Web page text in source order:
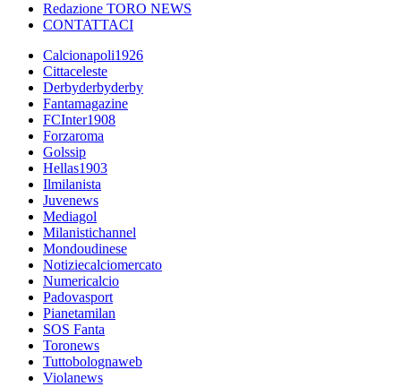
Redazione TORO NEWS
CONTATTACI
Calcionapoli1926
Cittaceleste
Derbyderbyderby
Fantamagazine
FCInter1908
Forzaroma
Golssip
Hellas1903
Ilmilanista
Juvenews
Mediagol
Milanistichannel
Mondoudinese
Notiziecalciomercato
Numericalcio
Padovasport
Pianetamilan
SOS Fanta
Toronews
Tuttobolognaweb
Violanews